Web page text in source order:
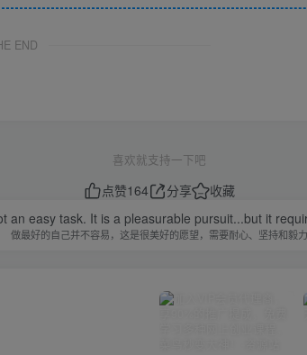
END
喜欢就支持一下吧
点赞164 分享
收藏
an easy task. It is a pleasurable pursuit...but it
做最好的自己并不容易，这是很美好的愿望，需要耐心、坚持和毅力